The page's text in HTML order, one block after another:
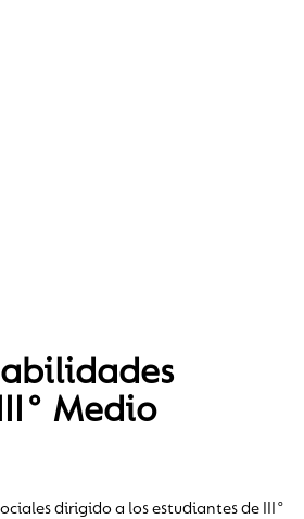
Medio
dirigido a los estudiantes de III°